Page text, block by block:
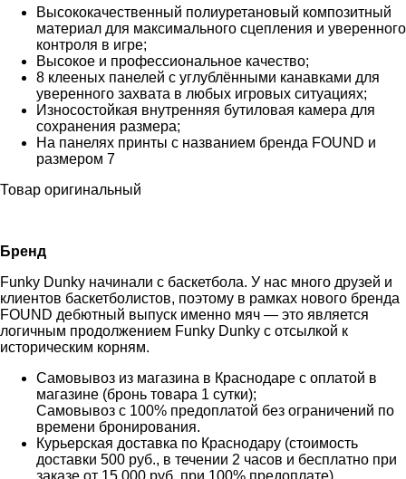
Высококачественный полиуретановый композитный
материал для максимального сцепления и уверенного
контроля в игре;
Высокое и профессиональное качество;
8 клееных панелей с углублёнными канавками для
уверенного захвата в любых игровых ситуациях;
Износостойкая внутренняя бутиловая камера для
сохранения размера;
На панелях принты с названием бренда FOUND и
размером 7
Товар оригинальный
Бренд
Funky Dunky начинали с баскетбола. У нас много друзей и
клиентов баскетболистов, поэтому в рамках нового бренда
FOUND дебютный выпуск именно мяч — это является
логичным продолжением Funky Dunky с отсылкой к
историческим корням.
Самовывоз из магазина в Краснодаре с оплатой в
магазине (бронь товара 1 сутки);
Самовывоз с 100% предоплатой без ограничений по
времени бронирования.
Курьерская доставка по Краснодару (стоимость
доставки 500 руб., в течении 2 часов и бесплатно при
заказе от 15 000 руб. при 100% предоплате)